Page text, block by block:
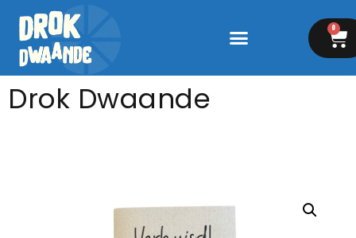
0
Drok Dwaande